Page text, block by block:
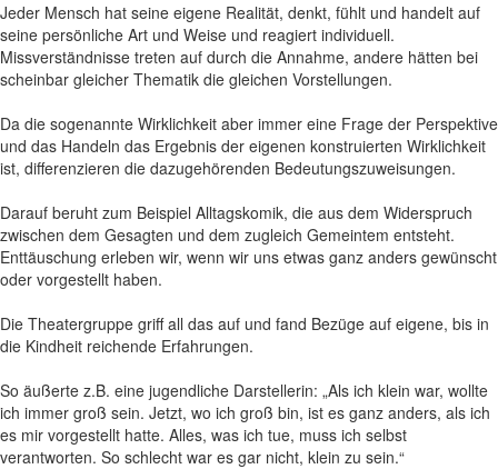
Jeder Mensch hat seine eigene Realität, denkt, fühlt und handelt auf
seine persönliche Art und Weise und reagiert individuell.
Missverständnisse treten auf durch die Annahme, andere hätten bei
scheinbar gleicher Thematik die gleichen Vorstellungen.
Da die sogenannte Wirklichkeit aber immer eine Frage der Perspektive
und das Handeln das Ergebnis der eigenen konstruierten Wirklichkeit
ist, differenzieren die dazugehörenden Bedeutungszuweisungen.
Darauf beruht zum Beispiel Alltagskomik, die aus dem Widerspruch
zwischen dem Gesagten und dem zugleich Gemeintem entsteht.
Enttäuschung erleben wir, wenn wir uns etwas ganz anders gewünscht
oder vorgestellt haben.
Die Theatergruppe griff all das auf und fand Bezüge auf eigene, bis in
die Kindheit reichende Erfahrungen.
So äußerte z.B. eine jugendliche Darstellerin: „Als ich klein war, wollte
ich immer groß sein. Jetzt, wo ich groß bin, ist es ganz anders, als ich
es mir vorgestellt hatte. Alles, was ich tue, muss ich selbst
verantworten. So schlecht war es gar nicht, klein zu sein.“